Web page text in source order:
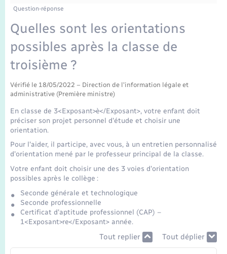
Mariage – PACS
Parrainage civil
Question-réponse
Quelles sont les orientations
possibles après la classe de
troisième ?
Vérifié le 18/05/2022 – Direction de l'information légale et
administrative (Première ministre)
En classe de 3<Exposant>è</Exposant>, votre enfant doit
préciser son projet personnel d'étude et choisir une
orientation.
Pour l'aider, il participe, avec vous, à un entretien personnalisé
d'orientation mené par le professeur principal de la classe.
Votre enfant doit choisir une des 3 voies d'orientation
possibles après le collège :
Seconde générale et technologique
Seconde professionnelle
Certificat d'aptitude professionnel (CAP) –
1<Exposant>re</Exposant> année.
Tout replier Tout déplier